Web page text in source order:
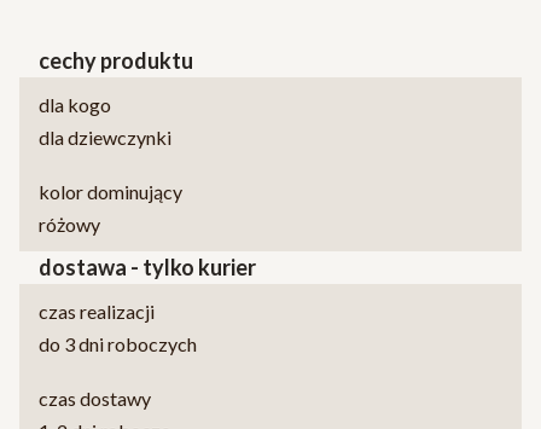
cechy produktu
dla kogo
dla dziewczynki
kolor dominujący
różowy
dostawa - tylko kurier
czas realizacji
do 3 dni roboczych
czas dostawy